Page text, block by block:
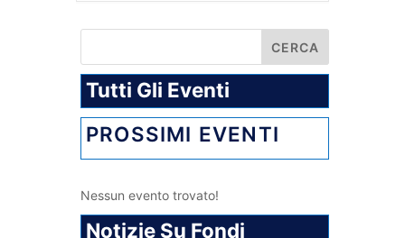
Tutti Gli Eventi
PROSSIMI EVENTI
Nessun evento trovato!
Notizie Su Fondi